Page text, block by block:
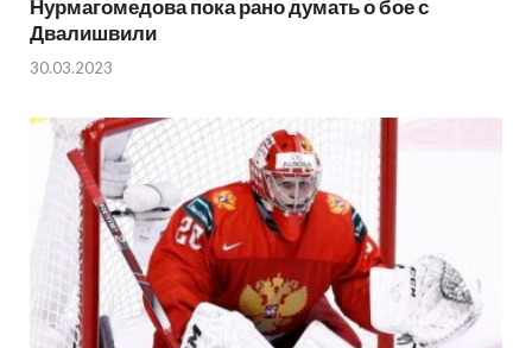
Нурмагомедова пока рано думать о бое с
Двалишвили
30.03.2023